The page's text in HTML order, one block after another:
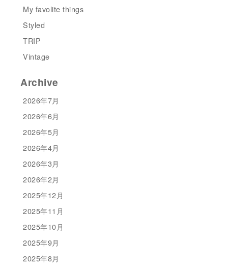
My favolite things
Styled
TRIP
Vintage
Archive
2026年7月
2026年6月
2026年5月
2026年4月
2026年3月
2026年2月
2025年12月
2025年11月
2025年10月
2025年9月
2025年8月